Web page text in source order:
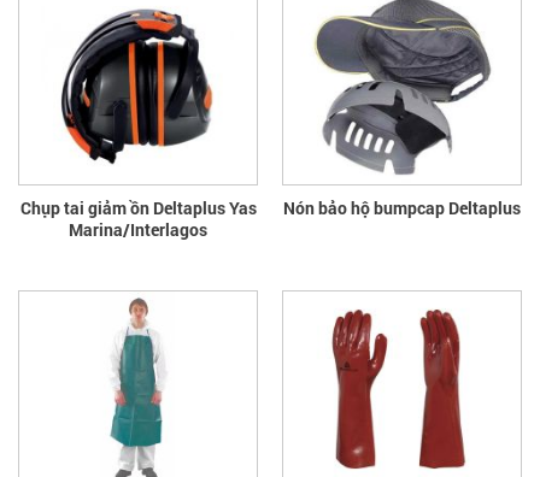
Chụp tai giảm ồn Deltaplus Yas
Marina/Interlagos
Nón bảo hộ bumpcap Deltaplus